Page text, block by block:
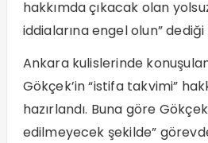
hakkımda çıkacak olan
iddialarına engel olun”
Ankara kulislerinde
Gökçek’in “istifa takvimi”
hazırlandı. Buna göre
edilmeyecek şekilde”